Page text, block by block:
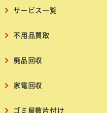
サービス一覧
不用品買取
廃品回収
家電回収
ゴミ屋敷片付け